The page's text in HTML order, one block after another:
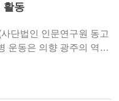
활동